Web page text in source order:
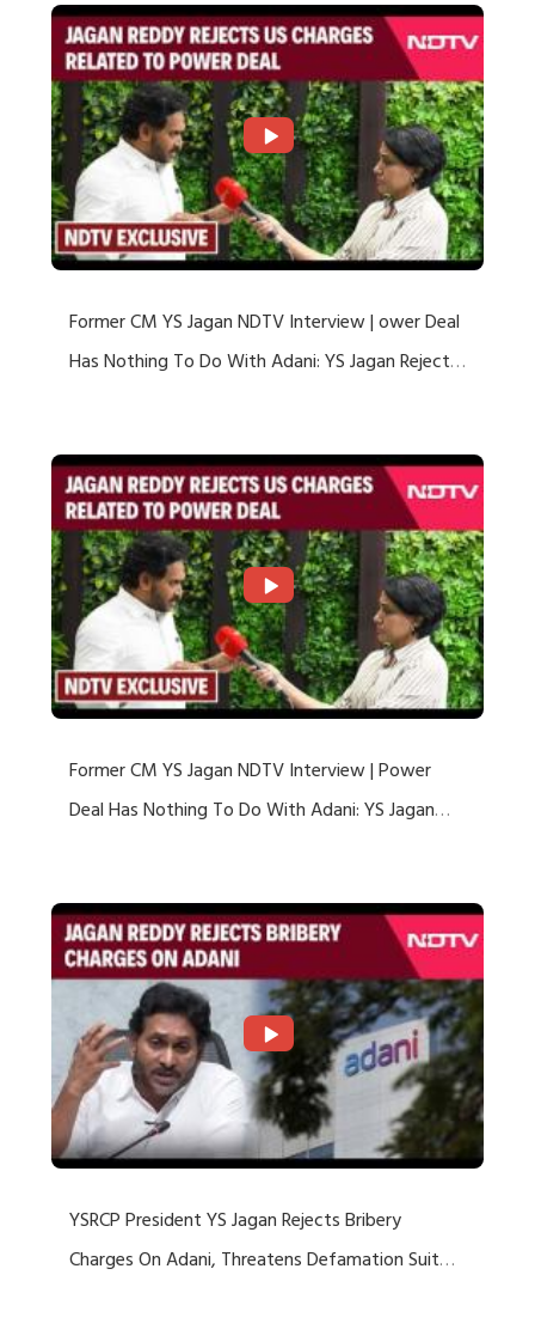
Former CM YS Jagan NDTV Interview | ower Deal
Has Nothing To Do With Adani: YS Jagan Rejects
Former CM YS Jagan NDTV Interview | Power
Deal Has Nothing To Do With Adani: YS Jagan
YSRCP President YS Jagan Rejects Bribery
Charges On Adani, Threatens Defamation Suit